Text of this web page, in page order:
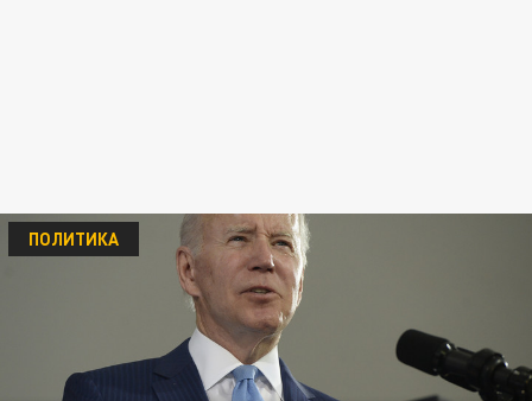
ПОЛИТИКА